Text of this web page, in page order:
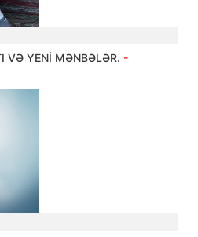
VƏ YENİ MƏNBƏLƏR. -